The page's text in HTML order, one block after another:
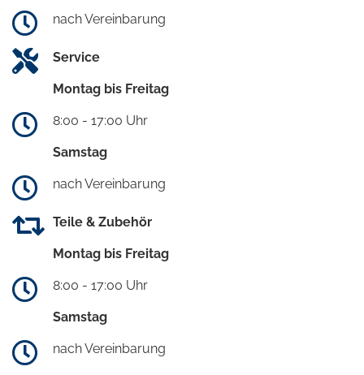
nach Vereinbarung
Service
Montag bis Freitag
8:00 - 17:00 Uhr
Samstag
nach Vereinbarung
Teile & Zubehör
Montag bis Freitag
8:00 - 17:00 Uhr
Samstag
nach Vereinbarung